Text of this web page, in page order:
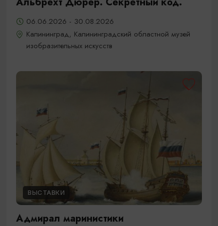
06.06.2026 - 30.08.2026
Калининград, Калининградский областной музей
изобразительных искусств
ВЫСТАВКИ
Адмирал маринистики